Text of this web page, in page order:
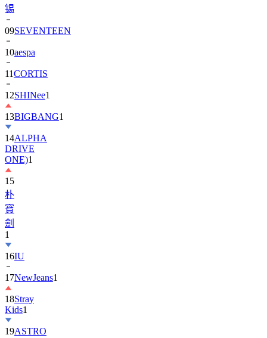
锡
09SEVENTEEN
10aespa
11CORTIS
12SHINee1
13BIGBANG1
14ALPHA
DRIVE
ONE)1
15
朴
寶
劍
1
16IU
17NewJeans1
18Stray
Kids1
19ASTRO